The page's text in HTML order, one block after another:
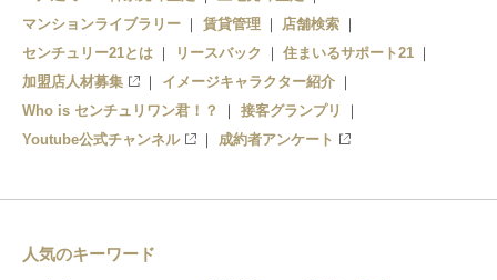
マンションライブラリー
賃貸管理
店舗検索
センチュリー21とは
リースバック
住まいるサポート21
加盟店人材募集
イメージキャラクター紹介
Who is センチュリワン君！？
接客グランプリ
Youtube公式チャンネル
成約者アンケート
人気のキーワード